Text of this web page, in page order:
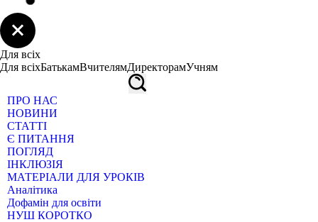
Для всіх
Для всіхБатькамВчителямДиректорамУчням
ПРО НАС
НОВИНИ
СТАТТІ
Є ПИТАННЯ
ПОГЛЯД
ІНКЛЮЗІЯ
МАТЕРІАЛИ ДЛЯ УРОКІВ
Аналітика
Дофамін для освіти
НУШ КОРОТКО